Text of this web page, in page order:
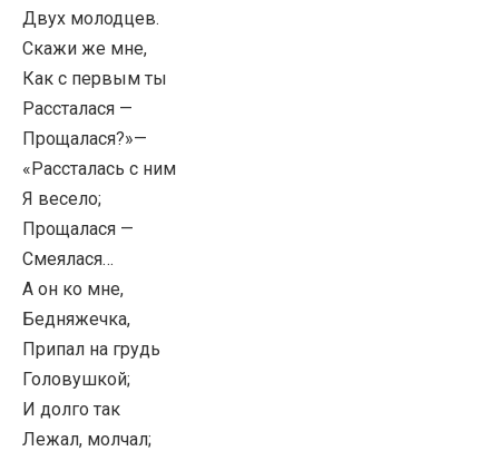
Двух молодцев.
Скажи же мне,
Как с первым ты
Рассталася —
Прощалася?»—
«Рассталась с ним
Я весело;
Прощалася —
Смеялася…
А он ко мне,
Бедняжечка,
Припал на грудь
Головушкой;
И долго так
Лежал, молчал;